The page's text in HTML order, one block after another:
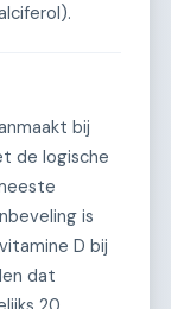
bij
de logische
is
D bij
dat